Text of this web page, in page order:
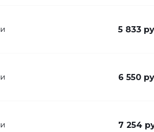
5 833
6 550
7 254